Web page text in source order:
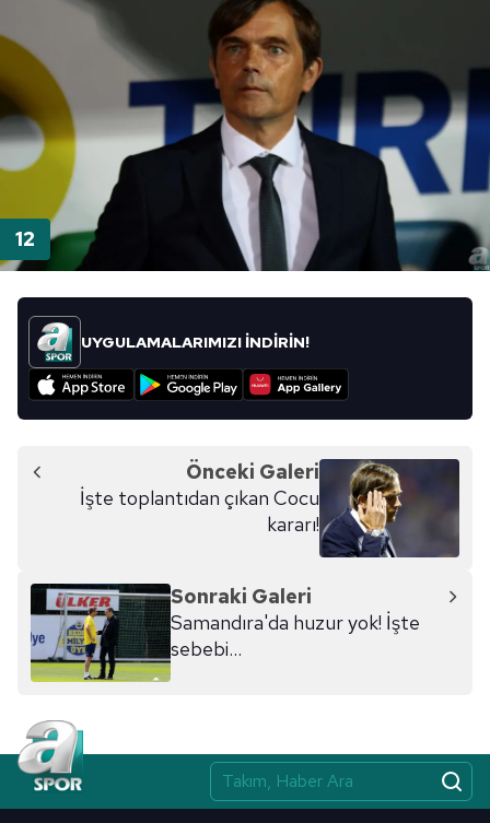
UYGULAMALARIMIZI İNDİRİN!
Önceki Galeri
İşte toplantıdan çıkan Cocu
kararı!
Sonraki Galeri
Samandıra'da huzur yok! İşte
sebebi...